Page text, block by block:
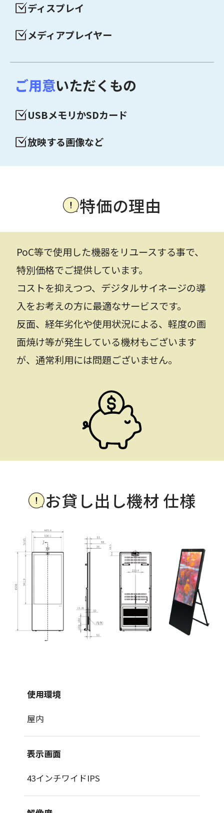
ディスプレイ
メディアプレイヤー
ご用意いただくもの
USBメモリかSDカード
放映する画像など
特価の理由
PoC等で使用した機器をリユースする事で、
特別価格でご提供しています。
コストを抑えつつ、デジタルサイネージの導
入をお考えの方に最適なサービスです。
反面、経年劣化や使用状況による、軽度の画
面焼け等が発生している機材もございます
が、通常利用には問題ございません。
お貸し出し機材 仕様
使用環境
屋内
表示画面
43インチワイドIPS